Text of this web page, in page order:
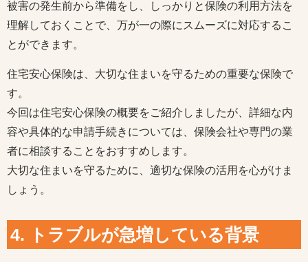
被害の発生前から準備をし、しっかりと保険の利用方法を
理解しておくことで、万が一の際にスムーズに対応するこ
とができます。
住宅安心保険は、大切な住まいを守るための重要な保険で
す。
今回は住宅安心保険の概要をご紹介しましたが、詳細な内
容や具体的な申請手続きについては、保険会社や専門の業
者に相談することをおすすめします。
大切な住まいを守るために、適切な保険の活用を心がけま
しょう。
4. トラブルが急増している背景